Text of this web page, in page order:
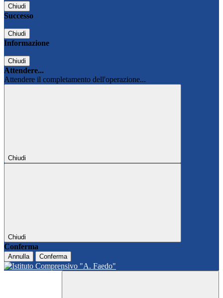
Chiudi
Successo
Chiudi
Informazione
Chiudi
Attendere...
Attendere il completamento dell'operazione...
Chiudi
Chiudi
Conferma
Annulla Conferma